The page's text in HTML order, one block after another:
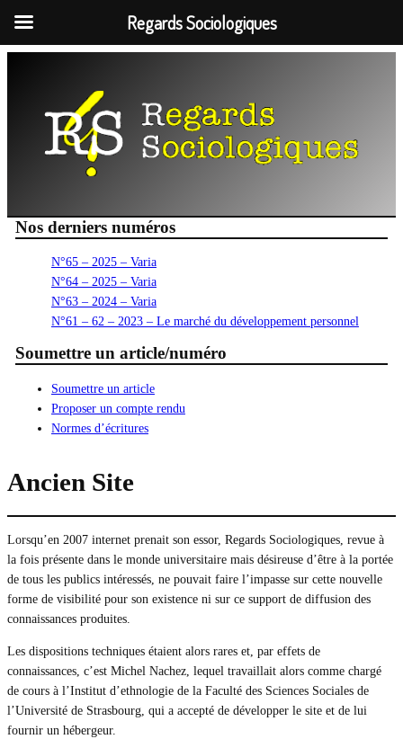
Nos derniers numéros
N°65 – 2025 – Varia
N°64 – 2025 – Varia
N°63 – 2024 – Varia
N°61 – 62 – 2023 – Le marché du développement personnel
Soumettre un article/numéro
Soumettre un article
Proposer un compte rendu
Normes d’écritures
Ancien Site
Lorsqu’en 2007 internet prenait son essor, Regards Sociologiques, revue à
la fois présente dans le monde universitaire mais désireuse d’être à la portée
de tous les publics intéressés, ne pouvait faire l’impasse sur cette nouvelle
forme de visibilité pour son existence ni sur ce support de diffusion des
connaissances produites.
Les dispositions techniques étaient alors rares et, par effets de
connaissances, c’est Michel Nachez, lequel travaillait alors comme chargé
de cours à l’Institut d’ethnologie de la Faculté des Sciences Sociales de
l’Université de Strasbourg, qui a accepté de développer le site et de lui
fournir un hébergeur.
Regards Sociologiques